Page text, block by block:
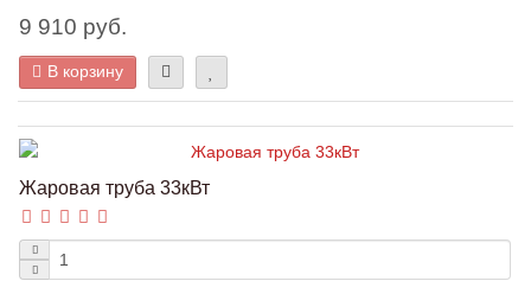
9 910 руб.
В корзину
Жаровая труба 33кВт